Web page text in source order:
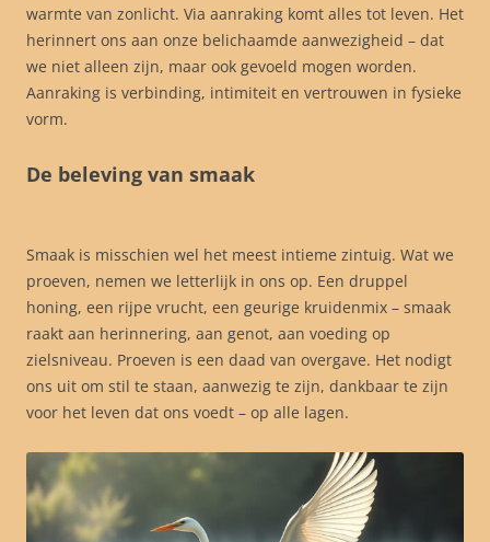
warmte van zonlicht. Via aanraking komt alles tot leven. Het
herinnert ons aan onze belichaamde aanwezigheid – dat
we niet alleen zijn, maar ook gevoeld mogen worden.
Aanraking is verbinding, intimiteit en vertrouwen in fysieke
vorm.
De beleving van smaak
Smaak is misschien wel het meest intieme zintuig. Wat we
proeven, nemen we letterlijk in ons op. Een druppel
honing, een rijpe vrucht, een geurige kruidenmix – smaak
raakt aan herinnering, aan genot, aan voeding op
zielsniveau. Proeven is een daad van overgave. Het nodigt
ons uit om stil te staan, aanwezig te zijn, dankbaar te zijn
voor het leven dat ons voedt – op alle lagen.